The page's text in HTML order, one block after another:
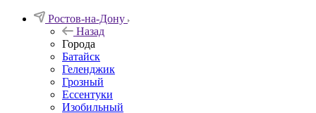
Ростов-на-Дону
Назад
Города
Батайск
Геленджик
Грозный
Ессентуки
Изобильный